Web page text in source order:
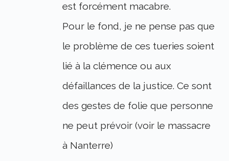
est forcément macabre.
Pour le fond, je ne pense pas que
le problème de ces tueries soient
lié à la clémence ou aux
défaillances de la justice. Ce sont
des gestes de folie que personne
ne peut prévoir (voir le massacre
à Nanterre)